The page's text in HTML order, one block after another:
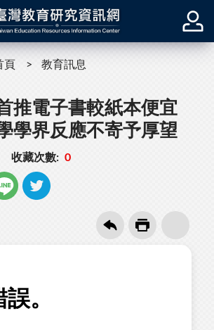
頁 教育訊息
推電子書較紙本便宜
學界反應不寄予厚望
收藏次數: 0